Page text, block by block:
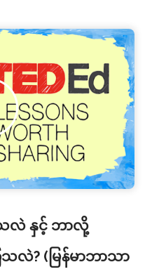
သလဲ နှင့် ဘာလို့
သလဲ? (မြန်မာဘာသာ